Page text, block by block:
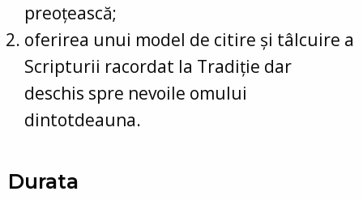
preoțească;
oferirea unui model de citire și tâlcuire a
Scripturii racordat la Tradiție dar
deschis spre nevoile omului
dintotdeauna.
Durata